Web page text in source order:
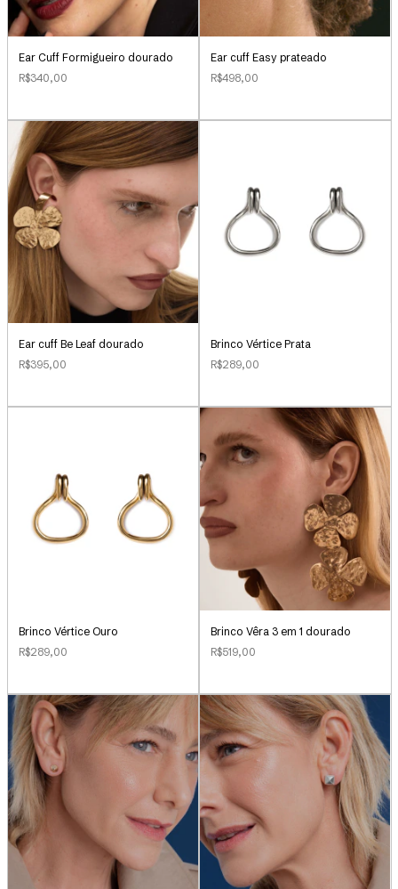
Ear Cuff Formigueiro dourado
R$340,00
Ear cuff Easy prateado
R$498,00
Ear cuff Be Leaf dourado
R$395,00
Brinco Vértice Prata
R$289,00
Brinco Vértice Ouro
R$289,00
Brinco Vêra 3 em 1 dourado
R$519,00